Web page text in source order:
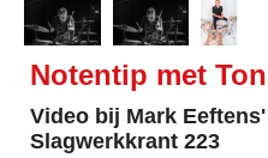
Notentip met
Video bij Mark
Slagwerkkrant 223